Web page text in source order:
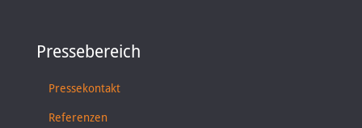
Pressebereich
Pressekontakt
Referenzen